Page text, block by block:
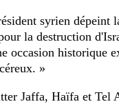
syrien dépeint
la destruction
occasion historique
»
Jaffa, Haïfa et Tel